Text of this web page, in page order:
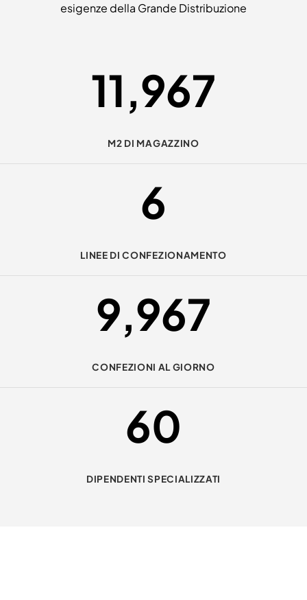
esigenze della Grande Distribuzione
11,997
M2 DI MAGAZZINO
6
LINEE DI CONFEZIONAMENTO
9,997
CONFEZIONI AL GIORNO
60
DIPENDENTI SPECIALIZZATI